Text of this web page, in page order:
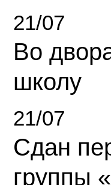
21/07
Во
школу
21/07
Сдан
группы